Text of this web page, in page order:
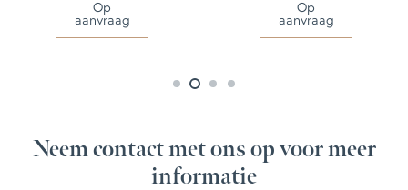
Op
aanvraag
Op
aanvraag
Neem contact met ons op voor meer
informatie